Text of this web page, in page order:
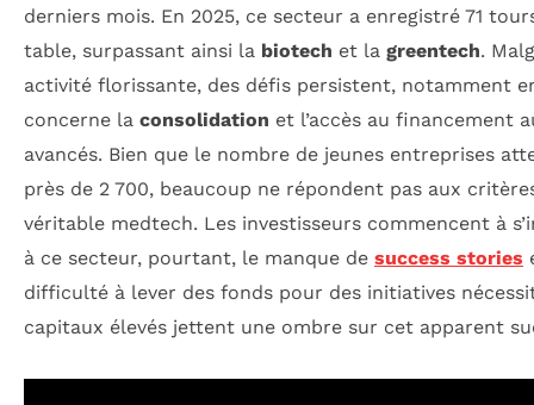
derniers mois. En 2025, ce secteur a enregistré 71
table, surpassant ainsi la biotech et la greentech.
activité florissante, des défis persistent, notamment
concerne la consolidation et l’accès au financement
avancés. Bien que le nombre de jeunes entreprises
près de 2 700, beaucoup ne répondent pas aux
véritable medtech. Les investisseurs commencent à
à ce secteur, pourtant, le manque de success stories
difficulté à lever des fonds pour des initiatives
capitaux élevés jettent une ombre sur cet apparent